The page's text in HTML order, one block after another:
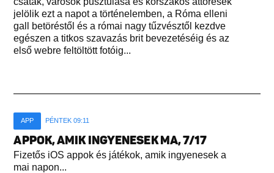
jelölik ezt a napot a történelemben, a Róma elleni
gall betöréstől és a római nagy tűzvésztől kezdve
egészen a titkos szavazás brit bevezetéséig és az
első webre feltöltött fotóig...
APP PÉNTEK 09:11
APPOK, AMIK INGYENESEK MA, 7/17
Fizetős iOS appok és játékok, amik ingyenesek a
mai napon...